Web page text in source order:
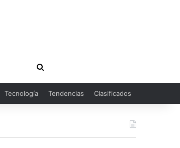
Buscar
por
Tecnología Tendencias Clasificados